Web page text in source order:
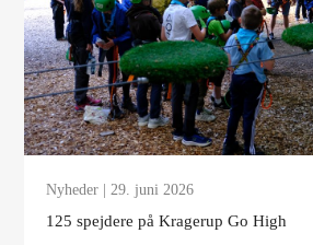
Nyheder | 29. juni 2026
125 spejdere på Kragerup Go High